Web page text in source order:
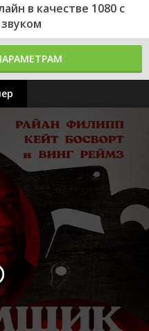
в качестве 1080 с